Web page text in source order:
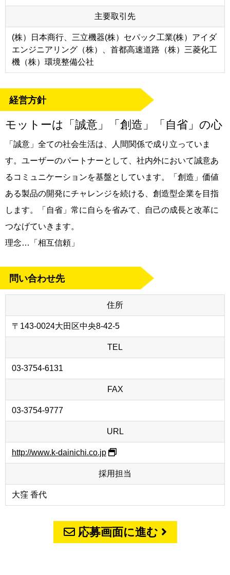
主要取引先
(株）日本商行、三立機器(株）セパック工業(株）アイダ
エンジニアリング（株）、首都高速道路（株）三菱化工
機（株）環境整備公社
経営方針
モットーは「誠意」「創造」「自省」の心
「誠意」全ての社会生活は、人間関係で成り立っていま
す。ユーザーのパートナーとして、社内外において誠意あ
るコミュニケーションを基盤としています。「創造」価値
ある製品の開発にチャレンジを続ける、創造型企業を目指
します。「自省」常に自らを省みて、自己の成長と改革に
つなげていきます。
理念…「相互信頼」
問い合わせ先
住所
〒143-0024大田区中央8-42-5
TEL
03-3754-6131
FAX
03-3754-9777
URL
http://www.k-dainichi.co.jp
採用担当
大窪 香代
応募画面に進む